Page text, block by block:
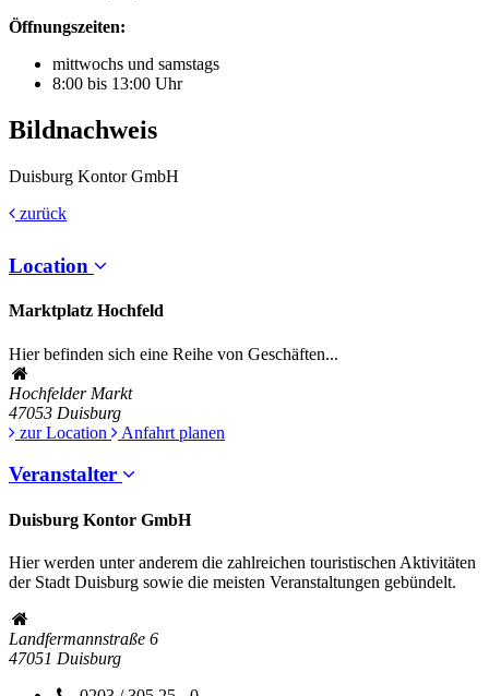
Öffnungszeiten:
mittwochs und samstags
8:00 bis 13:00 Uhr
Bildnachweis
Duisburg Kontor GmbH
zurück
Location
Marktplatz Hochfeld
Hier befinden sich eine Reihe von Geschäften...
Hochfelder Markt
47053 Duisburg
zur Location
Anfahrt planen
Veranstalter
Duisburg Kontor GmbH
Hier werden unter anderem die zahlreichen touristischen Aktivitäten
der Stadt Duisburg sowie die meisten Veranstaltungen gebündelt.
Landfermannstraße 6
47051 Duisburg